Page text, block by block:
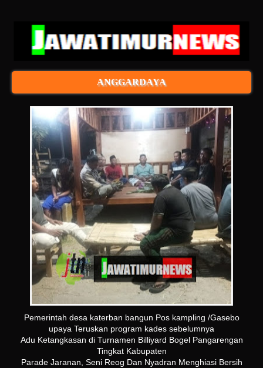
ANGGARDAYA
Pemerintah desa katerban bangun Pos kampling /Gasebo
upaya Teruskan program kades sebelumnya
Adu Ketangkasan di Turnamen Billiyard Bogel Pangarengan
Tingkat Kabupaten
Parade Jaranan, Seni Reog Dan Nyadran Menghiasi Bersih